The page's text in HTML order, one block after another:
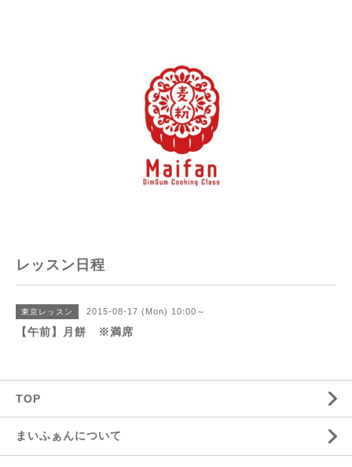
レッスン日程
東京レッスン 2015-08-17 (Mon) 10:00～
【午前】月餅 ※満席
TOP
まいふぁんについて